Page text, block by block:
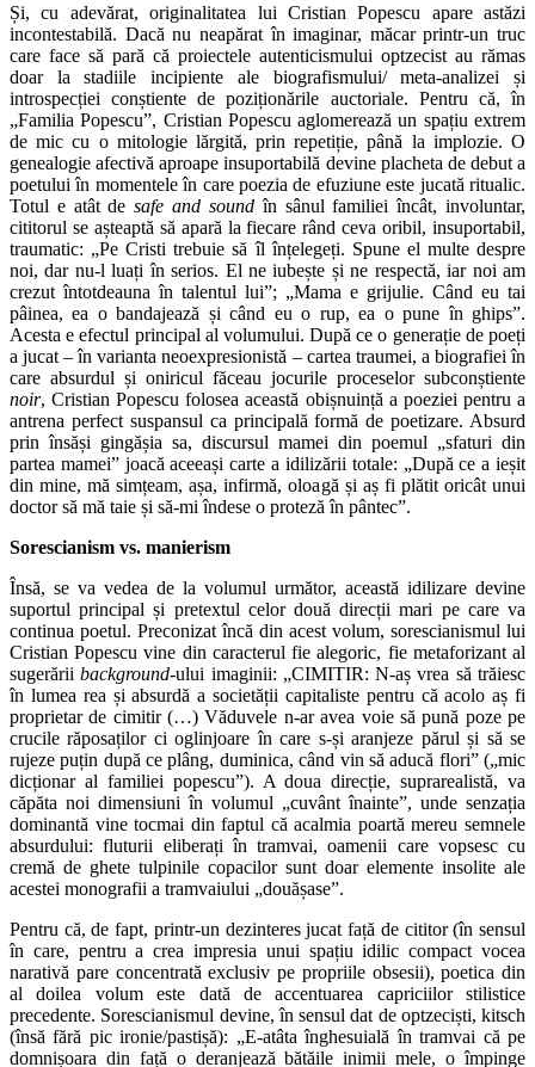
Și, cu adevărat, originalitatea lui Cristian Popescu apare astăzi
incontestabilă. Dacă nu neapărat în imaginar, măcar printr-un truc
care face să pară că proiectele autenticismului optzecist au rămas
doar la stadiile incipiente ale biografismului/ meta-analizei și
introspecției conștiente de poziționările auctoriale. Pentru că, în
„Familia Popescu”, Cristian Popescu aglomerează un spațiu extrem
de mic cu o mitologie lărgită, prin repetiție, până la implozie. O
genealogie afectivă aproape insuportabilă devine placheta de debut a
poetului în momentele în care poezia de efuziune este jucată ritualic.
Totul e atât desafe and soundîn sânul familiei încât, involuntar,
cititorul se așteaptă să apară la fiecare rând ceva oribil, insuportabil,
traumatic: „Pe Cristi trebuie să îl înțelegeți. Spune el multe despre
noi, dar nu-l luați în serios. El ne iubește și ne respectă, iar noi am
crezut întotdeauna în talentul lui”; „Mama e grijulie. Când eu tai
pâinea, ea o bandajează și când eu o rup, ea o pune în ghips”.
Acesta e efectul principal al volumului. După ce o generație de poeți
a jucat – în varianta neoexpresionistă – cartea traumei, a biografiei în
care absurdul și oniricul făceau jocurile proceselor subconștiente
noir, Cristian Popescu folosea această obișnuință a poeziei pentru a
antrena perfect suspansul ca principală formă de poetizare. Absurd
prin însăși gingășia sa, discursul mamei din poemul „sfaturi din
partea mamei” joacă aceeași carte a idilizării totale: „După ce a ieșit
din mine, mă simțeam, așa, infirmă, oloagă și aș fi plătit oricât unui
doctor să mă taie și să-mi îndese o proteză în pântec”.
Sorescianism vs. manierism
Însă, se va vedea de la volumul următor, această idilizare devine
suportul principal și pretextul celor două direcții mari pe care va
continua poetul. Preconizat încă din acest volum, sorescianismul lui
Cristian Popescu vine din caracterul fie alegoric, fie metaforizant al
sugerăriibackground-ului imaginii: „CIMITIR: N-aș vrea să trăiesc
în lumea rea și absurdă a societății capitaliste pentru că acolo aș fi
proprietar de cimitir (…) Văduvele n-ar avea voie să pună poze pe
crucile răposaților ci oglinjoare în care s-și aranjeze părul și să se
rujeze puțin după ce plâng, duminica, când vin să aducă flori” („mic
dicționar al familiei popescu”). A doua direcție, suprarealistă, va
căpăta noi dimensiuni în volumul „cuvânt înainte”, unde senzația
dominantă vine tocmai din faptul că acalmia poartă mereu semnele
absurdului: fluturii eliberați în tramvai, oamenii care vopsesc cu
cremă de ghete tulpinile copacilor sunt doar elemente insolite ale
acestei monografii a tramvaiului „douășase”.
Pentru că, de fapt, printr-un dezinteres jucat față de cititor (în sensul
în care, pentru a crea impresia unui spațiu idilic compact vocea
narativă pare concentrată exclusiv pe propriile obsesii), poetica din
al doilea volum este dată de accentuarea capriciilor stilistice
precedente. Sorescianismul devine, în sensul dat de optzeciști, kitsch
(însă fără pic ironie/pastișă): „E-atâta înghesuială în tramvai că pe
domnișoara din față o deranjează bătăile inimii mele, o împinge